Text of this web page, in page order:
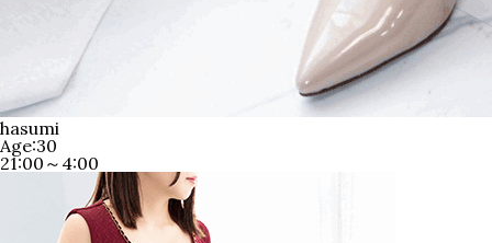
hasumi
Age:30
21:00～4:00